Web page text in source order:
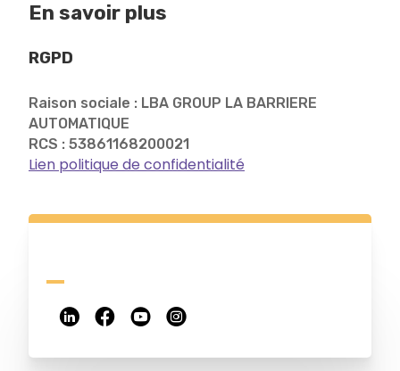
En savoir plus
RGPD
Raison sociale : LBA GROUP LA BARRIERE
AUTOMATIQUE
RCS : 53861168200021
Lien politique de confidentialité